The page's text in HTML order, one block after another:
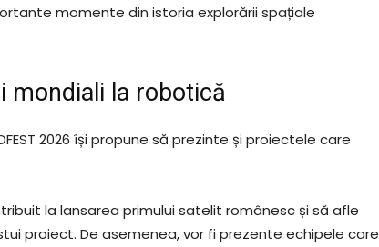
momente din istoria explorării spațiale
mondiali la robotică
2026 își propune să prezinte și proiectele care
la lansarea primului satelit românesc și să afle
proiect. De asemenea, vor fi prezente echipele care